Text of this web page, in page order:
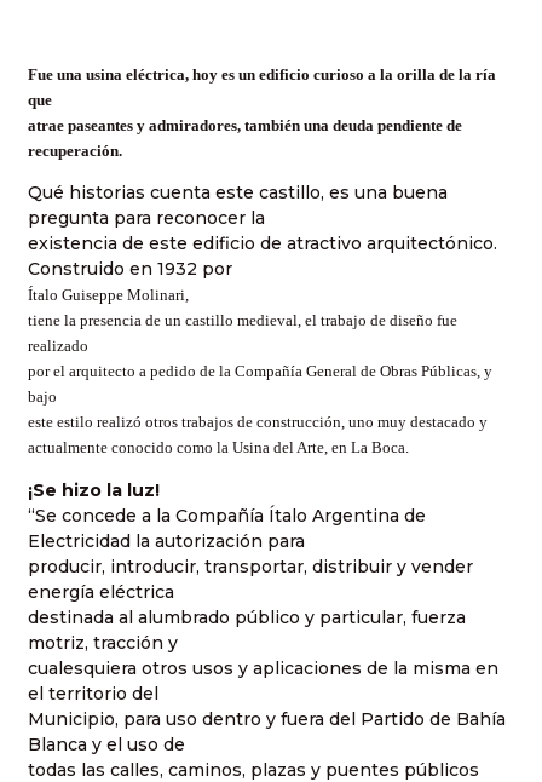
Fue una usina eléctrica, hoy es un edificio curioso a la orilla de la ría
que
atrae paseantes y admiradores, también una deuda pendiente de
recuperación.
Qué historias cuenta este castillo, es una buena
pregunta para reconocer la
existencia de este edificio de atractivo arquitectónico.
Construido en 1932 por
Ítalo Guiseppe Molinari,
tiene la presencia de un castillo medieval, el trabajo de diseño fue
realizado
por el arquitecto a pedido de la Compañía General de Obras Públicas, y
bajo
este estilo realizó otros trabajos de construcción, uno muy destacado y
actualmente conocido como la Usina del Arte, en La Boca.
¡Se hizo la luz!
“Se concede a la Compañía Ítalo Argentina de
Electricidad la autorización para
producir, introducir, transportar, distribuir y vender
energía eléctrica
destinada al alumbrado público y particular, fuerza
motriz, tracción y
cualesquiera otros usos y aplicaciones de la misma en
el territorio del
Municipio, para uso dentro y fuera del Partido de Bahía
Blanca y el uso de
todas las calles, caminos, plazas y puentes públicos